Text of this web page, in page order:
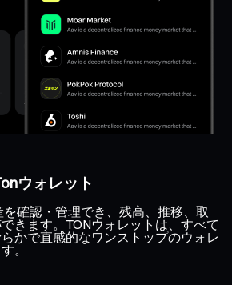
ウォレット
確認・管理でき、残高、推移、取
きます。TONウォレットは、すべて
かで直感的なワンストップのウォレ
。